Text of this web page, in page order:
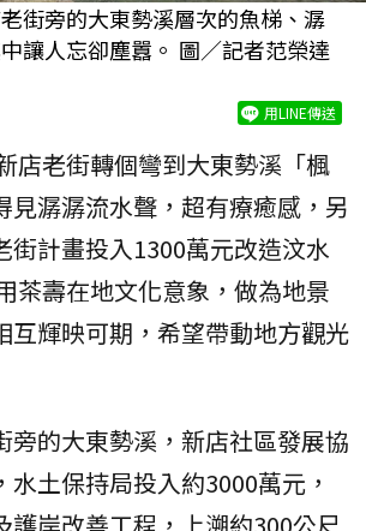
街旁的大東勢溪層次的魚梯、潺
讓人忘卻塵囂。 圖／記者范榮達
用LINE傳送
店老街轉個彎到大東勢溪「楓
見潺潺流水聲，超有療癒感，另
街計畫投入1300萬元改造汶水
茶壽在地文化意象，做為地景
互輝映可期，希望帶動地方觀光
旁的大東勢溪，新店社區發展協
土保持局投入約3000萬元，
護岸改善工程，上溯約300公尺